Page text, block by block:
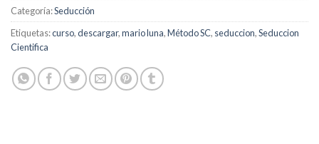
Categoría:Seducción
Etiquetas:curso,descargar,mario luna,Método SC, seduccion,Seduccion
Cientifica